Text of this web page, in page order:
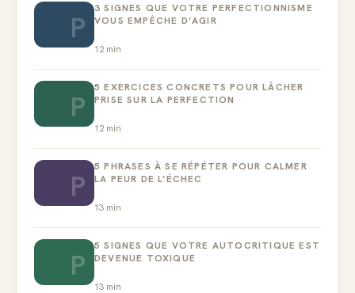
P
3 SIGNES QUE VOTRE PERFECTIONNISME
VOUS EMPÊCHE D’AGIR
12 min
P
5 EXERCICES CONCRETS POUR LÂCHER
PRISE SUR LA PERFECTION
12 min
P
5 PHRASES À SE RÉPÉTER POUR CALMER
LA PEUR DE L’ÉCHEC
13 min
P
5 SIGNES QUE VOTRE AUTOCRITIQUE EST
DEVENUE TOXIQUE
13 min